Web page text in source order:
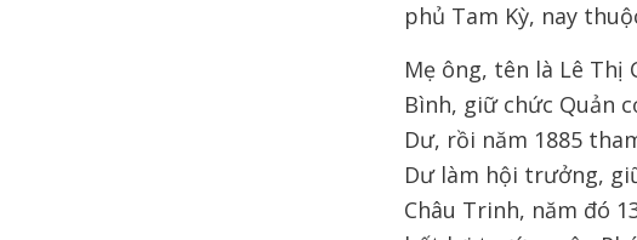
phủ Tam Kỳ, nay
Mẹ ông, tên là Lê Thị
Bình, giữ chức Quản
Dư, rồi năm 1885
Dư làm hội trưởng,
Châu Trinh, năm đó